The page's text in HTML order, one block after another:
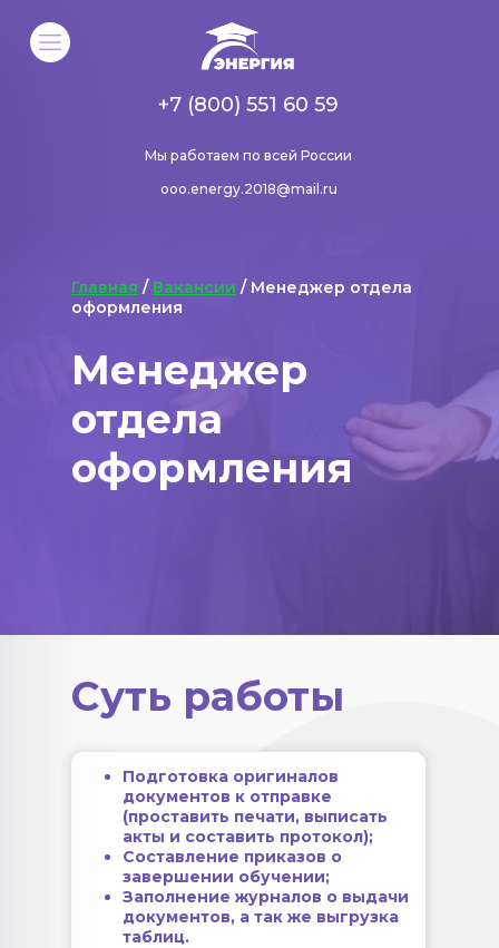
Мы работаем по всей России
+7 (800) 551 60 59
ooo.energy.2018@mail.ru
Менеджер
отдела
оформления
Главная / Вакансии / Менеджер отдела
оформления
Суть работы
Подготовка оригиналов
документов к отправке
(проставить печати, выписать
акты и составить протокол);
Составление приказов о
завершении обучении;
Заполнение журналов о выдачи
документов, а так же выгрузка
таблиц.